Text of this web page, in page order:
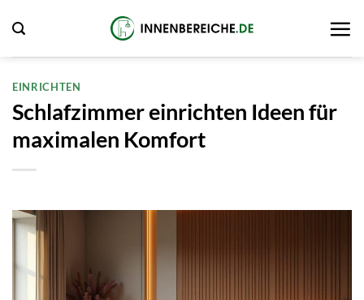
Inhalt
springen
EINRICHTEN
Schlafzimmer einrichten Ideen für
maximalen Komfort